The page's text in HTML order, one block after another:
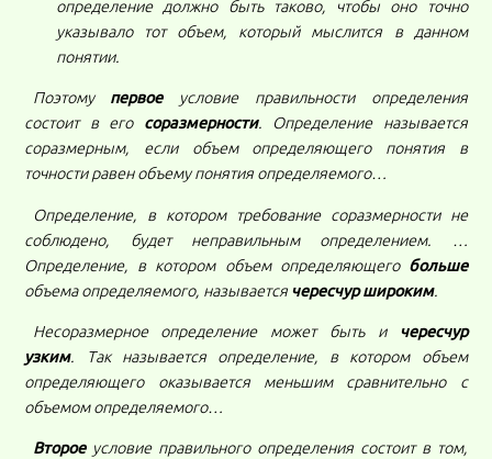
определение должно быть таково, чтобы оно точно
указывало тот объем, который мыслится в данном
понятии.
Поэтому первоеусловие правильности определения
состоит в его соразмерности. Определение называется
соразмерным, если объем определяющего понятия в
точности равен объему понятия определяемого…
Определение, в котором требование соразмерности не
соблюдено, будет неправильным определением. …
Определение, в котором объем определяющего больше
объема определяемого, называется чересчур широким.
Несоразмерное определение может быть и чересчур
узким. Так называется определение, в котором объем
определяющего оказывается меньшим сравнительно с
объемом определяемого…
Второеусловие правильного определения состоит в том,